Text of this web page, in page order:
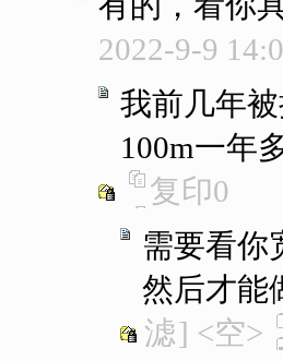
2022-9-9
我前几年
100m一年
复印0
需要看你
然后才能
滤] <空>